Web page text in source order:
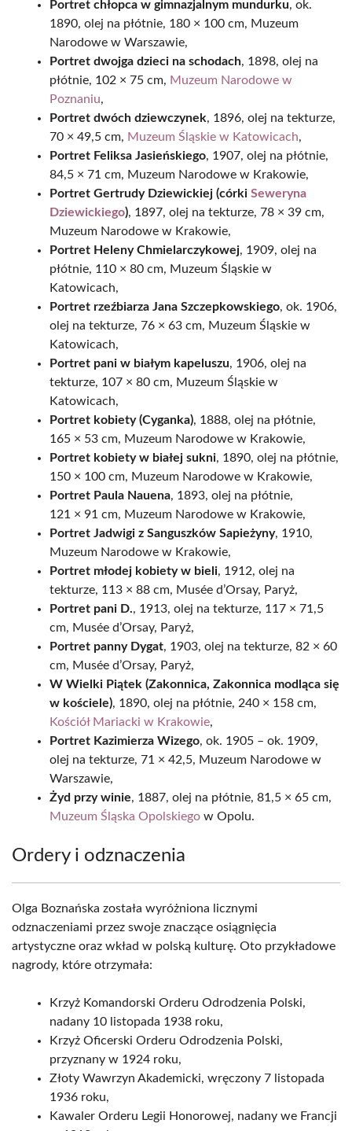
Portret chłopca w gimnazjalnym mundurku, ok.
1890, olej na płótnie, 180 × 100 cm, Muzeum
Narodowe w Warszawie,
Portret dwojga dzieci na schodach, 1898, olej na
płótnie, 102 × 75 cm, Muzeum Narodowe w
Poznaniu,
Portret dwóch dziewczynek, 1896, olej na tekturze,
70 × 49,5 cm, Muzeum Śląskie w Katowicach,
Portret Feliksa Jasieńskiego, 1907, olej na płótnie,
84,5 × 71 cm, Muzeum Narodowe w Krakowie,
Portret Gertrudy Dziewickiej (córki Seweryna
Dziewickiego), 1897, olej na tekturze, 78 × 39 cm,
Muzeum Narodowe w Krakowie,
Portret Heleny Chmielarczykowej, 1909, olej na
płótnie, 110 × 80 cm, Muzeum Śląskie w
Katowicach,
Portret rzeźbiarza Jana Szczepkowskiego, ok. 1906,
olej na tekturze, 76 × 63 cm, Muzeum Śląskie w
Katowicach,
Portret pani w białym kapeluszu, 1906, olej na
tekturze, 107 × 80 cm, Muzeum Śląskie w
Katowicach,
Portret kobiety (Cyganka), 1888, olej na płótnie,
165 × 53 cm, Muzeum Narodowe w Krakowie,
Portret kobiety w białej sukni, 1890, olej na płótnie,
150 × 100 cm, Muzeum Narodowe w Krakowie,
Portret Paula Nauena, 1893, olej na płótnie,
121 × 91 cm, Muzeum Narodowe w Krakowie,
Portret Jadwigi z Sanguszków Sapieżyny, 1910,
Muzeum Narodowe w Krakowie,
Portret młodej kobiety w bieli, 1912, olej na
tekturze, 113 × 88 cm, Musée d’Orsay, Paryż,
Portret pani D., 1913, olej na tekturze, 117 × 71,5
cm, Musée d’Orsay, Paryż,
Portret panny Dygat, 1903, olej na tekturze, 82 × 60
cm, Musée d’Orsay, Paryż,
W Wielki Piątek (Zakonnica, Zakonnica modląca się
w kościele), 1890, olej na płótnie, 240 × 158 cm,
Kościół Mariacki w Krakowie,
Portret Kazimierza Wizego, ok. 1905 – ok. 1909,
olej na tekturze, 71 × 42,5, Muzeum Narodowe w
Warszawie,
Żyd przy winie, 1887, olej na płótnie, 81,5 × 65 cm,
Muzeum Śląska Opolskiego w Opolu.
Ordery i odznaczenia
Olga Boznańska została wyróżniona licznymi
odznaczeniami przez swoje znaczące osiągnięcia
artystyczne oraz wkład w polską kulturę. Oto przykładowe
nagrody, które otrzymała:
Krzyż Komandorski Orderu Odrodzenia Polski,
nadany 10 listopada 1938 roku,
Krzyż Oficerski Orderu Odrodzenia Polski,
przyznany w 1924 roku,
Złoty Wawrzyn Akademicki, wręczony 7 listopada
1936 roku,
Kawaler Orderu Legii Honorowej, nadany we Francji